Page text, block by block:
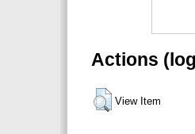
Actions
View Item